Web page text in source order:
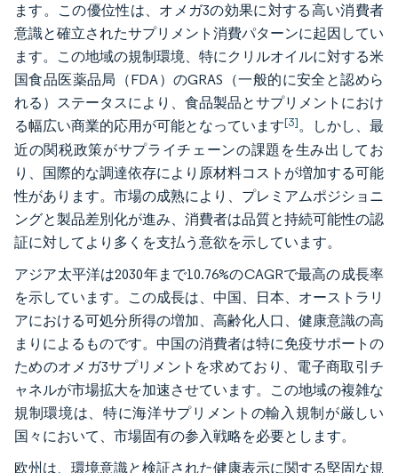
ます。この優位性は、オメガ3の効果に対する高い消費者
意識と確立されたサプリメント消費パターンに起因してい
ます。この地域の規制環境、特にクリルオイルに対する米
国食品医薬品局（FDA）のGRAS（一般的に安全と認めら
れる）ステータスにより、食品製品とサプリメントにおけ
る幅広い商業的応用が可能となっています[3]。しかし、最
近の関税政策がサプライチェーンの課題を生み出してお
り、国際的な調達依存により原材料コストが増加する可能
性があります。市場の成熟により、プレミアムポジショニ
ングと製品差別化が進み、消費者は品質と持続可能性の認
証に対してより多くを支払う意欲を示しています。
アジア太平洋は2030年まで10.76%のCAGRで最高の成長率
を示しています。この成長は、中国、日本、オーストラリ
アにおける可処分所得の増加、高齢化人口、健康意識の高
まりによるものです。中国の消費者は特に免疫サポートの
ためのオメガ3サプリメントを求めており、電子商取引チ
ャネルが市場拡大を加速させています。この地域の複雑な
規制環境は、特に海洋サプリメントの輸入規制が厳しい
国々において、市場固有の参入戦略を必要とします。
欧州は、環境意識と検証された健康表示に関する堅固な規